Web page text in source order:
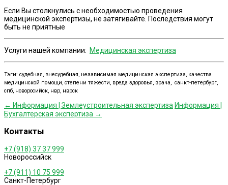
Если Вы столкнулись с необходимостью проведения
медицинской экспертизы, не затягивайте. Последствия могут
быть не приятные
Услуги нашей компании: Медицинская экспертиза
Тэги: судебная, внесудебная, независимая медицинская экспертиза, качества
медицинской помощи, степени тяжести, вреда здоровья, врача, санкт-петербург,
спб, новоросийск, нвр, нврск
Post
navigation
← Информация | Землеустроительная экспертиза Информация |
Бухгалтерская экспертиза →
Контакты
+7 (918) 37 37 999
Новороссийск
+7 (911) 10 75 999
Санкт-Петербург